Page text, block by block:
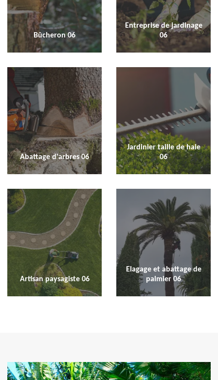
Bûcheron 06
Entreprise de jardinage
06
Abattage d'arbres 06
Jardinier taille de haie
06
Artisan paysagiste 06
Elagage et abattage de
palmier 06